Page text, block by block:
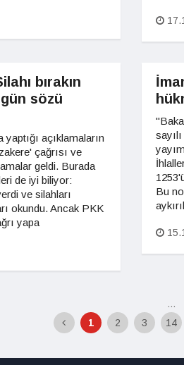
bırakın
sözü
açıklamaların
çağrısı ve
geldi. Burada
de iyi biliyor:
ve silahları
okundu. Ancak PKK
yapa
Bu
1 2 3
...
14